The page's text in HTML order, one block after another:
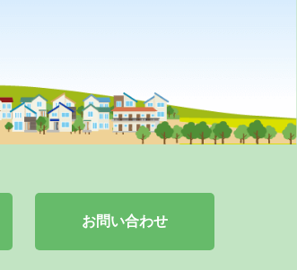
お問い合わせ